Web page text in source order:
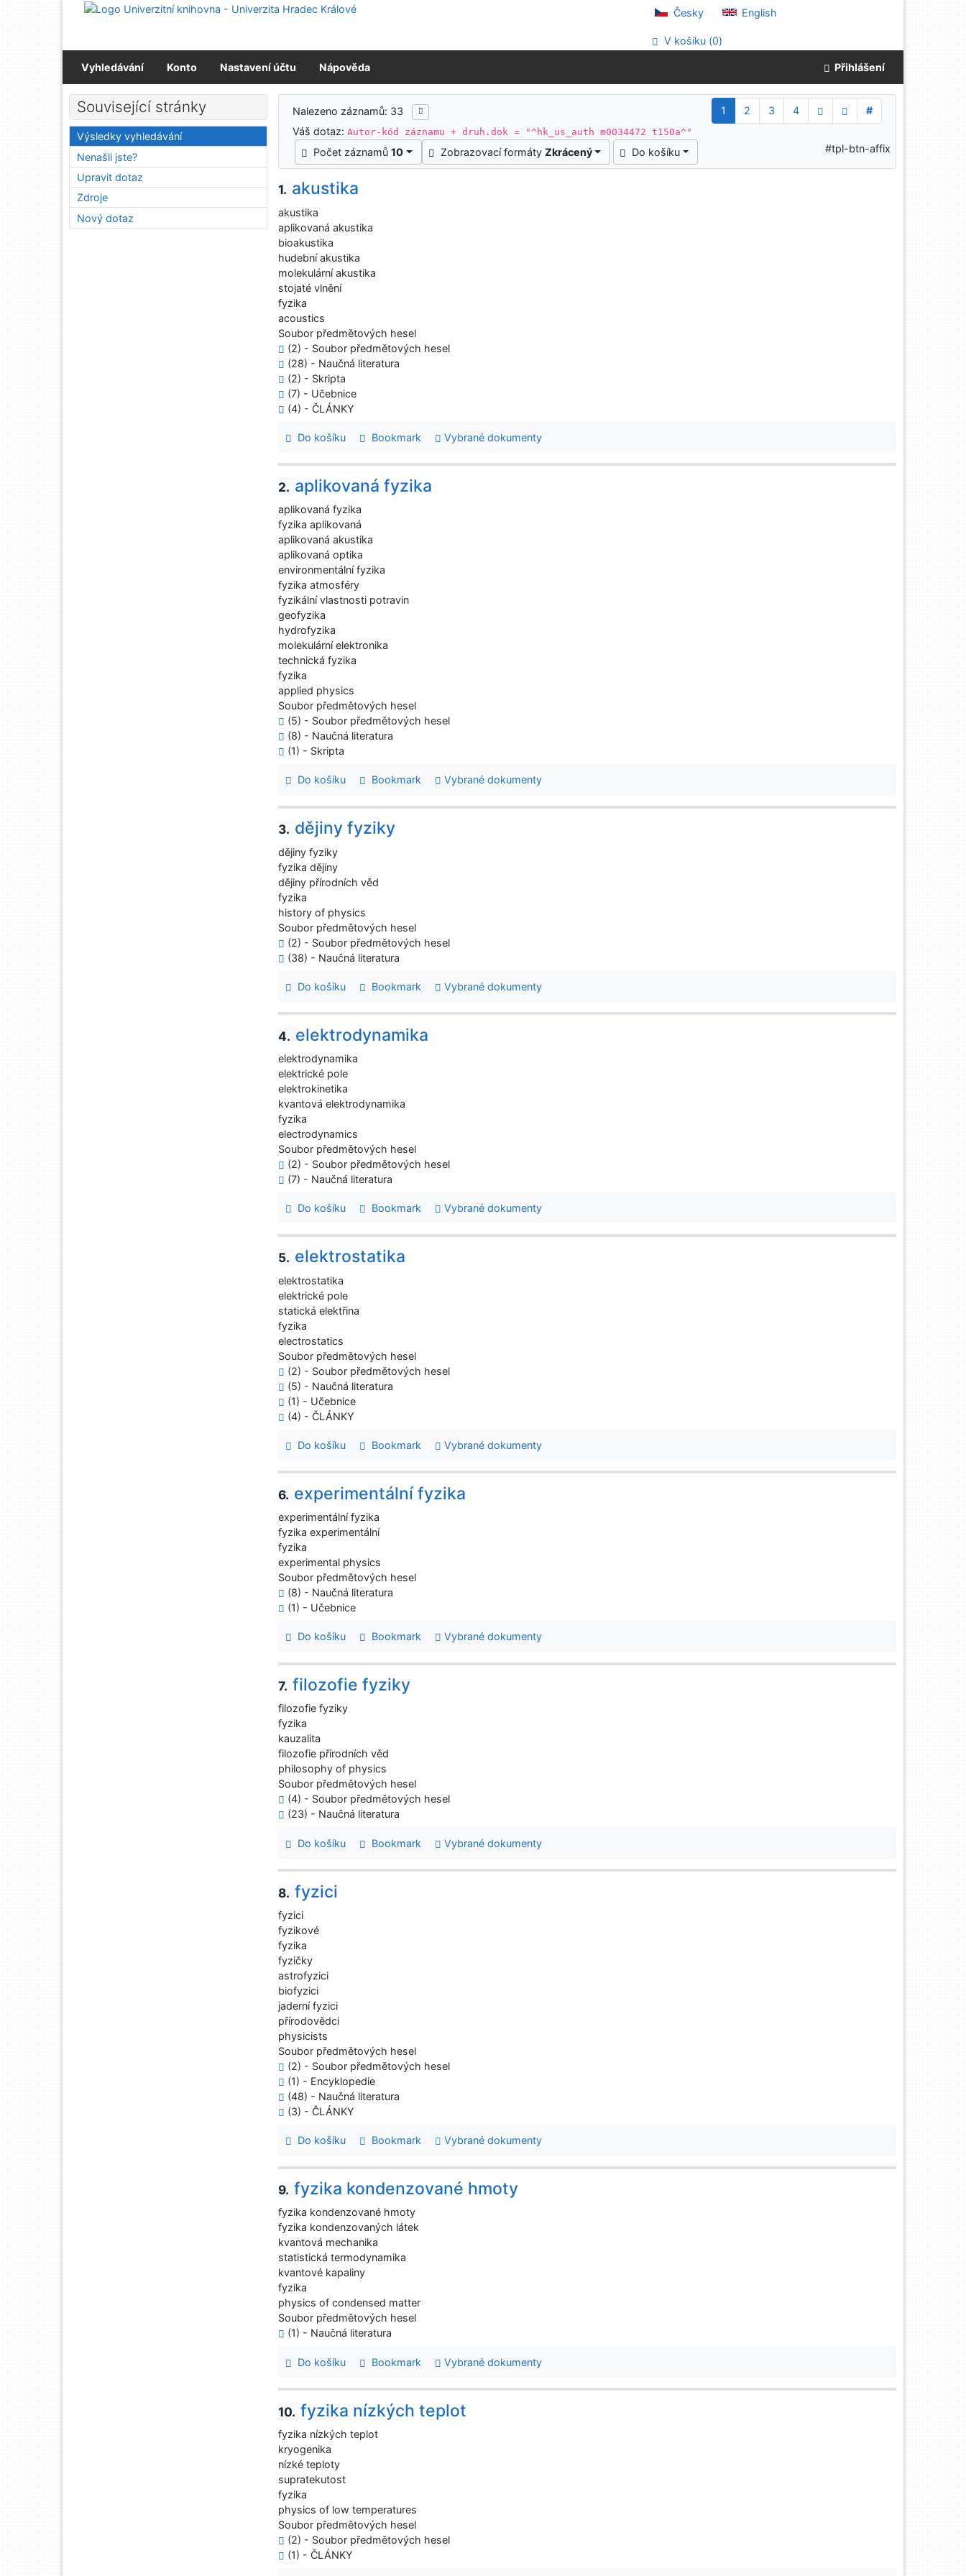
Přejít na obsah
Česky English
V košíku (0)
Vyhledávání Konto Nastavení účtu Nápověda Přihlášení
Výsledky vyhledávání
Nalezeno záznamů: 33 1 2 3 4
#
Váš dotaz:Autor-kód záznamu + druh.dok = "^hk_us_auth m0034472 t150a^"
Počet záznamů10 Zobrazovací formáty Zkrácený Do košíku #tpl-btn-affix
1. akustika
akustika
aplikovaná akustika
bioakustika
hudební akustika
molekulární akustika
stojaté vlnění
fyzika
acoustics
Soubor předmětových hesel
(2) - Soubor předmětových hesel
(28) - Naučná literatura
(2) - Skripta
(7) - Učebnice
(4) - ČLÁNKY
Do košíku Bookmark Vybrané dokumenty
2. aplikovaná fyzika
aplikovaná fyzika
fyzika aplikovaná
aplikovaná akustika
aplikovaná optika
environmentální fyzika
fyzika atmosféry
fyzikální vlastnosti potravin
geofyzika
hydrofyzika
molekulární elektronika
technická fyzika
fyzika
applied physics
Soubor předmětových hesel
(5) - Soubor předmětových hesel
(8) - Naučná literatura
(1) - Skripta
Do košíku Bookmark Vybrané dokumenty
3. dějiny fyziky
dějiny fyziky
fyzika dějiny
dějiny přírodních věd
fyzika
history of physics
Soubor předmětových hesel
(2) - Soubor předmětových hesel
(38) - Naučná literatura
Do košíku Bookmark Vybrané dokumenty
4. elektrodynamika
elektrodynamika
elektrické pole
elektrokinetika
kvantová elektrodynamika
fyzika
electrodynamics
Soubor předmětových hesel
(2) - Soubor předmětových hesel
(7) - Naučná literatura
Do košíku Bookmark Vybrané dokumenty
5. elektrostatika
elektrostatika
elektrické pole
statická elektřina
fyzika
electrostatics
Soubor předmětových hesel
(2) - Soubor předmětových hesel
(5) - Naučná literatura
(1) - Učebnice
(4) - ČLÁNKY
Do košíku Bookmark Vybrané dokumenty
6. experimentální fyzika
experimentální fyzika
fyzika experimentální
fyzika
experimental physics
Soubor předmětových hesel
(8) - Naučná literatura
(1) - Učebnice
Do košíku Bookmark Vybrané dokumenty
7. filozofie fyziky
filozofie fyziky
fyzika
kauzalita
filozofie přírodních věd
philosophy of physics
Soubor předmětových hesel
(4) - Soubor předmětových hesel
(23) - Naučná literatura
Do košíku Bookmark Vybrané dokumenty
8. fyzici
fyzici
fyzikové
fyzika
fyzičky
astrofyzici
biofyzici
jaderní fyzici
přírodovědci
physicists
Soubor předmětových hesel
(2) - Soubor předmětových hesel
(1) - Encyklopedie
(48) - Naučná literatura
(3) - ČLÁNKY
Do košíku Bookmark Vybrané dokumenty
9. fyzika kondenzované hmoty
fyzika kondenzované hmoty
fyzika kondenzovaných látek
kvantová mechanika
statistická termodynamika
kvantové kapaliny
fyzika
physics of condensed matter
Soubor předmětových hesel
(1) - Naučná literatura
Do košíku Bookmark Vybrané dokumenty
10. fyzika nízkých teplot
fyzika nízkých teplot
kryogenika
nízké teploty
supratekutost
fyzika
physics of low temperatures
Soubor předmětových hesel
(2) - Soubor předmětových hesel
(1) - ČLÁNKY
Související stránky
Výsledky vyhledávání
Nenašli jste?
Upravit dotaz
Zdroje
Nový dotaz